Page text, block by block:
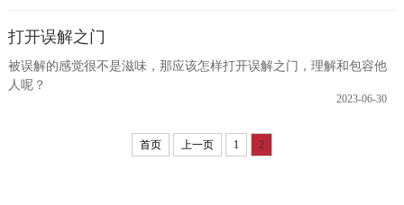
打开误解之门
被误解的感觉很不是滋味，那应该怎样打开误解之门，理解和包容他
人呢？
2023-06-30
首页 上一页 1 2